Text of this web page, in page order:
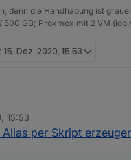
denn die Handhabung ist
500 GB; Proxmox mit 2 VM (iob
15. Dez. 2020, 15:53
hier ein Fehler vor ?
15:53
per Skript